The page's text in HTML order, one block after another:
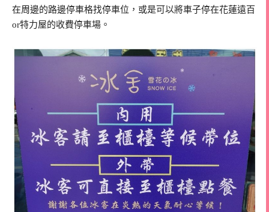
在周邊的路邊停車格找停車位，或是可以將車子停在花蓮遠百
or特力屋的收費停車場。